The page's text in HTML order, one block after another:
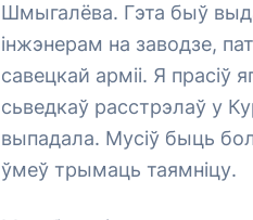
Шмыгалёва. Гэта быў
інжэнерам на заводзе,
савецкай арміі. Я прасіў
сьведкаў расстрэлаў у
выпадала. Мусіў быць
ўмеў трымаць таямніцу.